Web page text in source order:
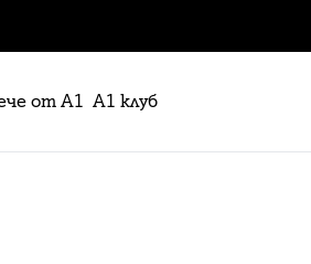
от А1 А1 клуб